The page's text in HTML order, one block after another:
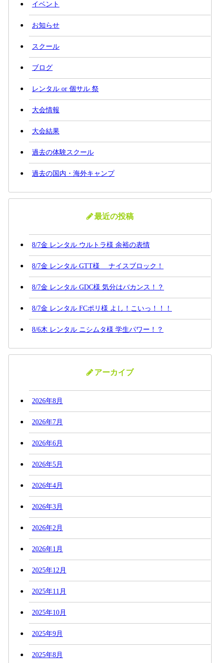
イベント
お知らせ
スクール
ブログ
レンタル or 個サル 祭
大会情報
大会結果
過去の体験スクール
過去の国内・海外キャンプ
最近の投稿
8/7金 レンタル ウルトラ様 余裕の表情
8/7金 レンタル GTT様 ナイスブロック！
8/7金 レンタル GDC様 気分はバカンス！？
8/7金 レンタル FCポリ様 よし！こいっ！！！
8/6木 レンタル ニシムタ様 学生パワー！？
アーカイブ
2026年8月
2026年7月
2026年6月
2026年5月
2026年4月
2026年3月
2026年2月
2026年1月
2025年12月
2025年11月
2025年10月
2025年9月
2025年8月